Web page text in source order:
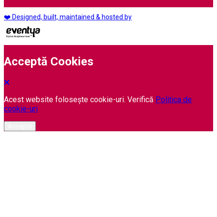
❤️ Designed, built, maintained & hosted by
Acceptă Cookies
Acest website folosește cookie-uri. Verifică Politica de
cookie-uri